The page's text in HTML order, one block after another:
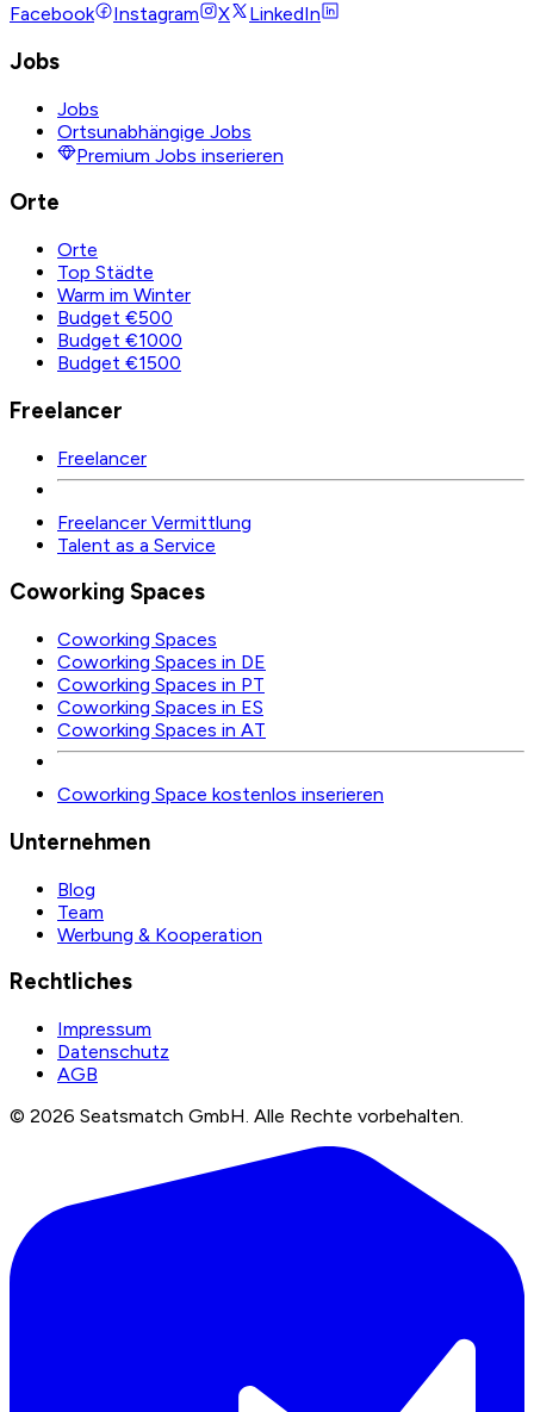
Facebook
Instagram X LinkedIn
Jobs
Jobs
Ortsunabhängige Jobs
Premium Jobs inserieren
Orte
Orte
Top Städte
Warm im Winter
Budget €500
Budget €1000
Budget €1500
Freelancer
Freelancer
Freelancer Vermittlung
Talent as a Service
Coworking Spaces
Coworking Spaces
Coworking Spaces in DE
Coworking Spaces in PT
Coworking Spaces in ES
Coworking Spaces in AT
Coworking Space kostenlos inserieren
Unternehmen
Blog
Team
Werbung & Kooperation
Rechtliches
Impressum
Datenschutz
AGB
© 2026 Seatsmatch GmbH. Alle Rechte vorbehalten.